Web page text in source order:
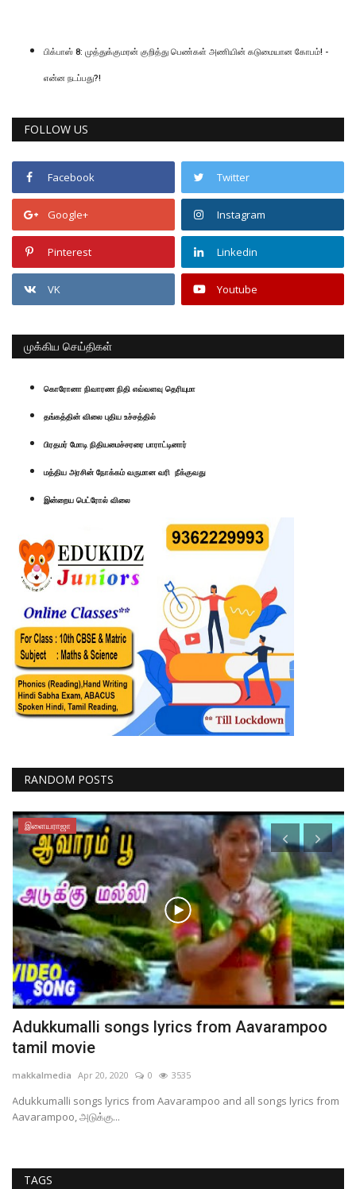
பிக்பாஸ் 8: முத்துக்குமரன் குறித்து பெண்கள் அணியின் கடுமையான கோபம்! -
என்ன நடப்பது?!
FOLLOW US
Facebook Twitter
Google+ Instagram
Pinterest Linkedin
VK Youtube
முக்கிய செய்திகள்
கொரோனா நிவாரண நிதி எவ்வளவு தெரியுமா
தங்கத்தின் விலை புதிய உச்சத்தில்
பிரதமர் மோடி நிதியமைச்சரரை பாராட்டினார்
மத்திய அரசின் நோக்கம் வருமான வரி நீக்குவது
இன்றைய பெட்ரோல் விலை
RANDOM POSTS
சினிமா செய்திகள்
Draupathi movie is based-on real life incident
director...
makkalmedia Mar 2, 2020 0 5003
ஆதாரத்தை வெளியிட்ட இயக்குனர்-திரௌபதி கதை உண்மை சம்பவம்
TAGS